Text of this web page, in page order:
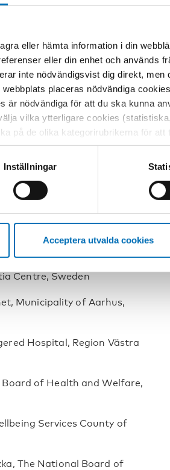
eller hämta information i din
eller din enhet och används
inte nödvändigsvist dig direkt, men
placeras nödvändiga
är nödvändiga för att du ska kunna
vilka ytterligare cookies
på de olika kategorirubrikerna för att
blockering av cookies kan påverka
tidigare och accepterat
i din webbläsare.
Inställningar
Acceptera utvalda cookies
Social Security, Sweden
for Europe
and European
Europe, Denmark
Norway
Social Affairs and Health,
of Åland, Åland Islands
Iceland
Centre, Sweden
Municipality of Aarhus,
Hospital, Region Västra
of Health and Welfare,
Services County of
The National Board of